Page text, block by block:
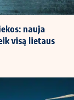
nauja
visą lietaus